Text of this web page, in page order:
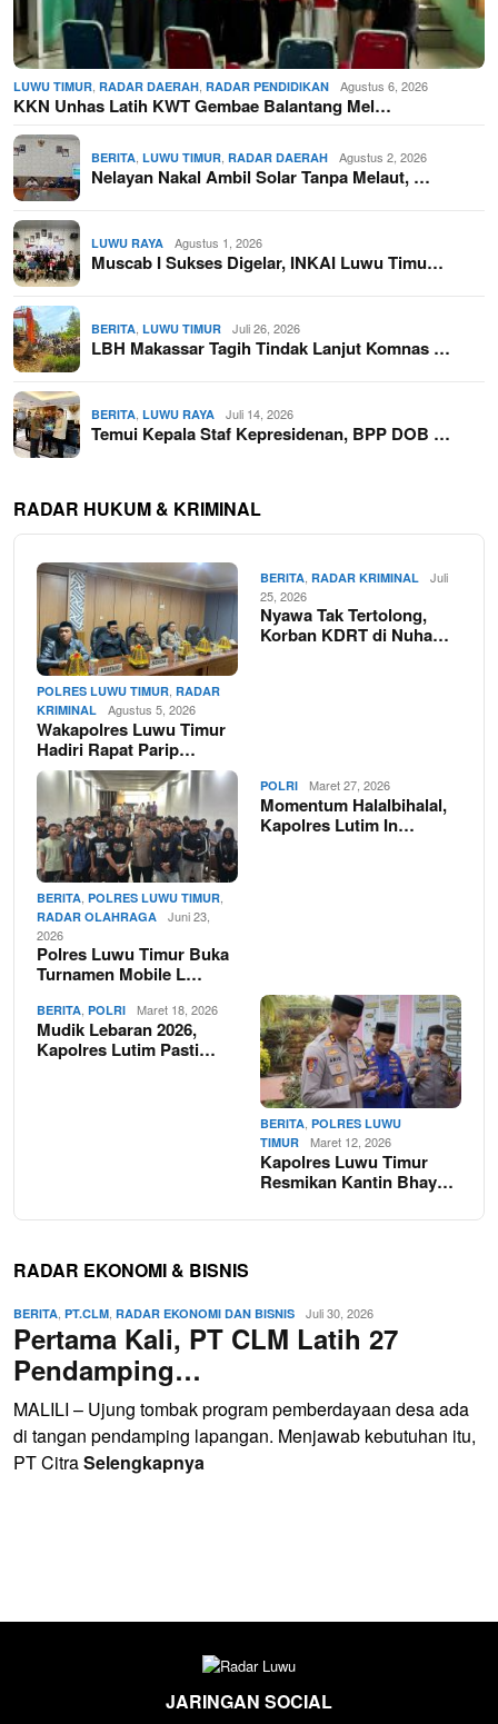
LUWU TIMUR, RADAR DAERAH, RADAR PENDIDIKAN Agustus 6, 2026
KKN Unhas Latih KWT Gembae Balantang Mel…
BERITA, LUWU TIMUR, RADAR DAERAH Agustus 2, 2026
Nelayan Nakal Ambil Solar Tanpa Melaut, …
LUWU RAYA Agustus 1, 2026
Muscab I Sukses Digelar, INKAI Luwu Timu…
BERITA, LUWU TIMUR Juli 26, 2026
LBH Makassar Tagih Tindak Lanjut Komnas …
BERITA, LUWU RAYA Juli 14, 2026
Temui Kepala Staf Kepresidenan, BPP DOB …
RADAR HUKUM & KRIMINAL
POLRES LUWU TIMUR RADAR
KRIMINAL
Agustus 5, 2026
Wakapolres Luwu Timur
Hadiri Rapat Parip…
BERITA, RADAR KRIMINAL
Juli
25, 2026
Nyawa Tak Tertolong,
Korban KDRT di Nuha…
BERITA POLRES LUWU TIMUR
RADAR OLAHRAGA
Juni 23,
2026
Polres Luwu Timur Buka
Turnamen Mobile L…
POLRI Maret 27, 2026
Momentum Halalbihalal,
Kapolres Lutim In…
BERITA POLRI Maret 18, 2026
Mudik Lebaran 2026,
Kapolres Lutim Pasti…
BERITA POLRES LUWU
TIMUR
Maret 12, 2026
Kapolres Luwu Timur
Resmikan Kantin Bhay…
RADAR EKONOMI & BISNIS
BERITA PT.CLM RADAR EKONOMI DAN BISNIS Juli 30, 2026
Pertama Kali, PT CLM Latih 27
Pendamping…
MALILI – Ujung tombak program pemberdayaan desa ada
di tangan pendamping lapangan. Menjawab kebutuhan itu,
PT CitraSelengkapnya
JARINGAN SOCIAL